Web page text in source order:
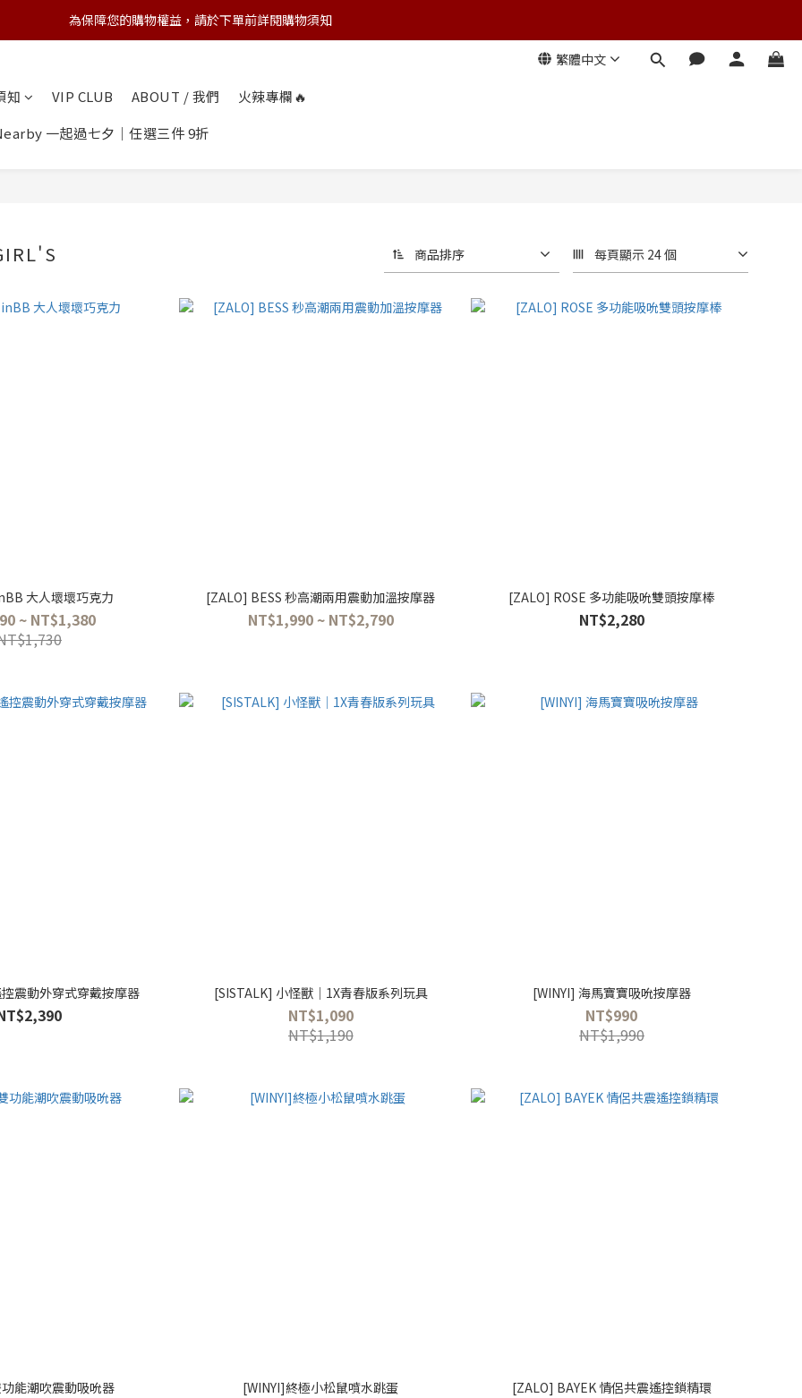
💌 Nearby收藏家｜任選三件 9折 五件 88折
為保障您的購物權益，請於下單前詳閱購物須知
繁體中文
知 VIP CLUB ABOUT / 我們
火辣專欄🔥
一起過七夕｜任選三件 9折
商品排序 每頁顯示 24 個
大人壞壞巧克力
~ NT$1,380
[ZALO] BESS 秒高潮兩用震動加溫按摩器
NT$1,990 ~ NT$2,790
[ZALO] ROSE 多功能吸吮雙頭按摩棒
NT$2,280
震動外穿式穿戴按摩器 [SISTALK] 小怪獸│1X青春版系列玩具
NT$1,090
NT$1,190
[WINYI] 海馬寶寶吸吮按摩器
NT$990
NT$1,990
能潮吹震動吸吮器 [WINYI]終極小松鼠噴水跳蛋 [ZALO] BAYEK 情侶共震遙控鎖精環